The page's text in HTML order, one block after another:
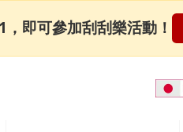
即可參加刮刮樂活動！